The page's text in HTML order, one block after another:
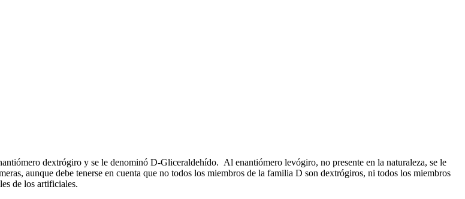
dextrógiro y se le denominó D-Gliceraldehído. Al enantiómero levógiro, no presente en la naturaleza, se le
aunque debe tenerse en cuenta que no todos los miembros de la familia D son dextrógiros, ni todos los miembros
de los artificiales.